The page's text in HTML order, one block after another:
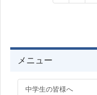
メニュー
中学生の皆様へ